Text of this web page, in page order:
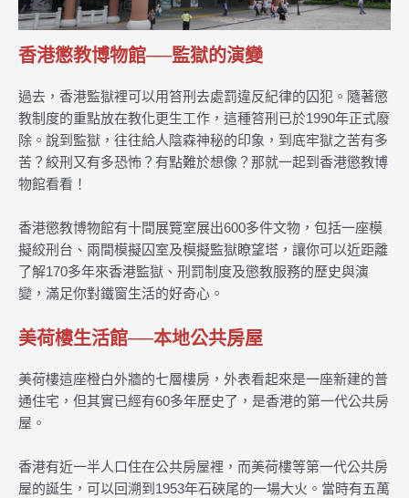
香港懲教博物館──監獄的演變
過去，香港監獄裡可以用笞刑去處罰違反紀律的囚犯。隨著懲
教制度的重點放在教化更生工作，這種笞刑已於1990年正式廢
除。說到監獄，往往給人陰森神秘的印象，到底牢獄之苦有多
苦？絞刑又有多恐怖？有點難於想像？那就一起到香港懲教博
物館看看！
香港懲教博物館有十間展覽室展出600多件文物，包括一座模
擬絞刑台、兩間模擬囚室及模擬監獄瞭望塔，讓你可以近距離
了解170多年來香港監獄、刑罰制度及懲教服務的歷史與演
變，滿足你對鐵窗生活的好奇心。
美荷樓生活館──本地公共房屋
美荷樓這座橙白外牆的七層樓房，外表看起來是一座新建的普
通住宅，但其實已經有60多年歷史了，是香港的第一代公共房
屋。
香港有近一半人口住在公共房屋裡，而美荷樓等第一代公共房
屋的誕生，可以回溯到1953年石硤尾的一場大火。當時有五萬